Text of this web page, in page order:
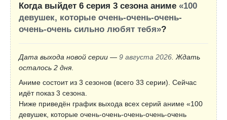
Когда выйдет 6 серия 3 сезона аниме «100
девушек, которые очень-очень-очень-
очень-очень сильно любят тебя»?
Дата выхода новой серии — 9 августа 2026 . Ждать
осталось 2 дня
Аниме состоит из 3 сезонов (всего 33 серии). Сейчас
идёт показ 3 сезона.
Ниже приведён график выхода всех серий аниме «100
девушек, которые очень-очень-очень-очень-очень